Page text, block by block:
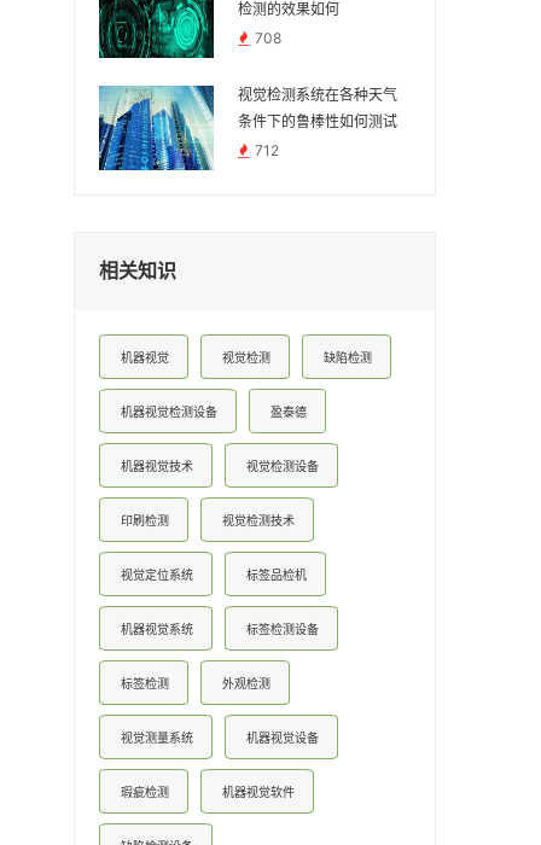
检测的效果如何
708
视觉检测系统在各种天气
条件下的鲁棒性如何测试
712
相关知识
机器视觉 视觉检测 缺陷检测
机器视觉检测设备 盈泰德
机器视觉技术 视觉检测设备
印刷检测 视觉检测技术
视觉定位系统 标签品检机
机器视觉系统 标签检测设备
标签检测 外观检测
视觉测量系统 机器视觉设备
瑕疵检测 机器视觉软件